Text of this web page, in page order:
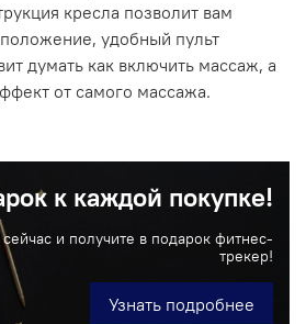
кресла позволит вам
удобный пульт
думать как включить массаж, а
от самого массажа.
к каждой покупке!
и получите в подарок фитнес-
трекер!
Узнать подробнее